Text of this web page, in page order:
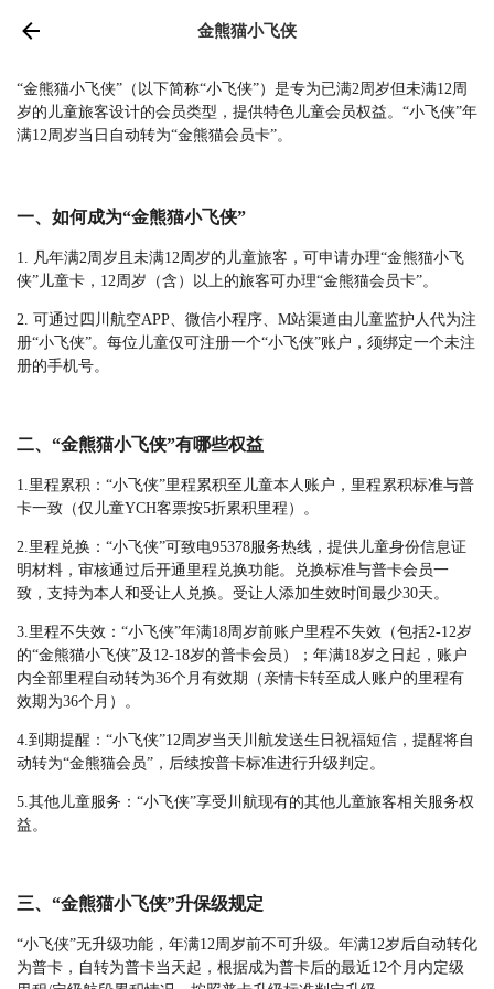
金熊猫小飞侠
“金熊猫小飞侠”（以下简称“小飞侠”）是专为已满2周岁但未满12周
岁的儿童旅客设计的会员类型，提供特色儿童会员权益。“小飞侠”年
满12周岁当日自动转为“金熊猫会员卡”。
一、如何成为“金熊猫小飞侠”
1. 凡年满2周岁且未满12周岁的儿童旅客，可申请办理“金熊猫小飞
侠”儿童卡，12周岁（含）以上的旅客可办理“金熊猫会员卡”。
2. 可通过四川航空APP、微信小程序、M站渠道由儿童监护人代为注
册“小飞侠”。每位儿童仅可注册一个“小飞侠”账户，须绑定一个未注
册的手机号。
二、“金熊猫小飞侠”有哪些权益
1.里程累积：“小飞侠”里程累积至儿童本人账户，里程累积标准与普
卡一致（仅儿童YCH客票按5折累积里程）。
2.里程兑换：“小飞侠”可致电95378服务热线，提供儿童身份信息证
明材料，审核通过后开通里程兑换功能。兑换标准与普卡会员一
致，支持为本人和受让人兑换。受让人添加生效时间最少30天。
3.里程不失效：“小飞侠”年满18周岁前账户里程不失效（包括2-12岁
的“金熊猫小飞侠”及12-18岁的普卡会员）；年满18岁之日起，账户
内全部里程自动转为36个月有效期（亲情卡转至成人账户的里程有
效期为36个月）。
4.到期提醒：“小飞侠”12周岁当天川航发送生日祝福短信，提醒将自
动转为“金熊猫会员”，后续按普卡标准进行升级判定。
5.其他儿童服务：“小飞侠”享受川航现有的其他儿童旅客相关服务权
益。
三、“金熊猫小飞侠”升保级规定
“小飞侠”无升级功能，年满12周岁前不可升级。年满12岁后自动转化
为普卡，自转为普卡当天起，根据成为普卡后的最近12个月内定级